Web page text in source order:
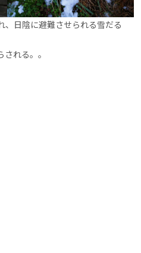
日陰に避難させられる雪だる
れる。。